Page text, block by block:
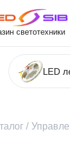
светотехники
LED
/